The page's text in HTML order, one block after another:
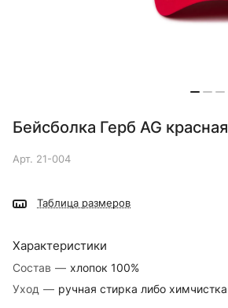
Бейсболка Герб AG красная
Арт. 21-004
Таблица размеров
Характеристики
Состав — хлопок 100%
Уход — ручная стирка либо химчистка